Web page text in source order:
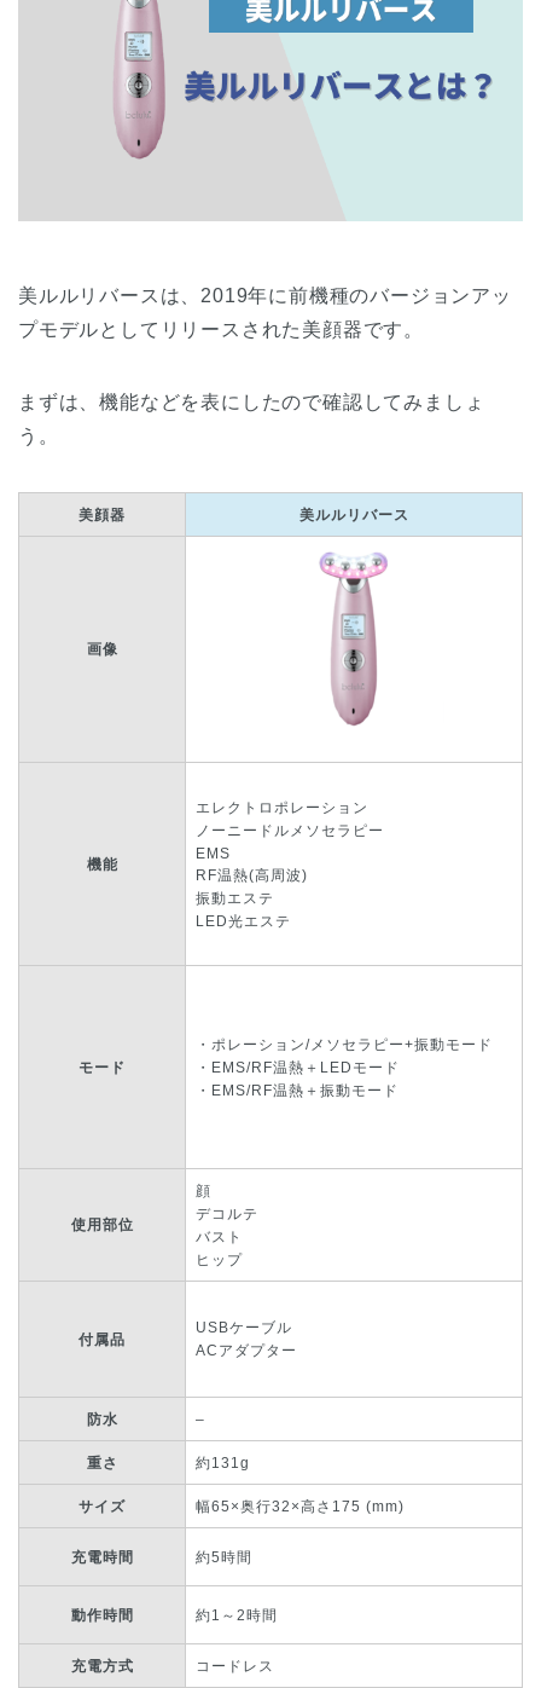
美ルルリバースは、2019年に前機種のバージョンアッ
プモデルとしてリリースされた美顔器です。
まずは、機能などを表にしたので確認してみましょ
う。
美顔器 美ルルリバース
画像
機能
エレクトロポレーション
ノーニードルメソセラピー
EMS
RF温熱(高周波)
振動エステ
LED光エステ
モード
・ポレーション/メソセラピー+振動モード
・EMS/RF温熱＋LEDモード
・EMS/RF温熱＋振動モード
使用部位
顔
デコルテ
バスト
ヒップ
付属品
USBケーブル
ACアダプター
防水 –
重さ 約131g
サイズ 幅65×奥行32×高さ175 (mm)
充電時間 約5時間
動作時間 約1～2時間
充電方式 コードレス